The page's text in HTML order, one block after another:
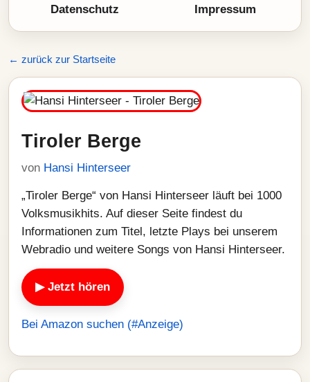
Datenschutz Impressum
← zurück zur Startseite
Tiroler Berge
von Hansi Hinterseer
„Tiroler Berge“ von Hansi Hinterseer läuft bei 1000
Volksmusikhits. Auf dieser Seite findest du
Informationen zum Titel, letzte Plays bei unserem
Webradio und weitere Songs von Hansi Hinterseer.
▶ Jetzt hören
Bei Amazon suchen (#Anzeige)